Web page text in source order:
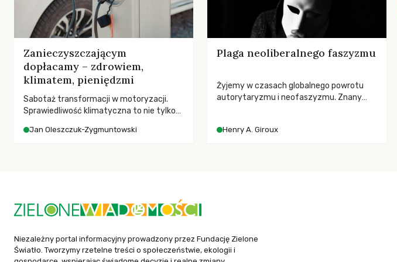
Zanieczyszczającym
dopłacamy – zdrowiem,
klimatem, pieniędzmi
Sabotaż transformacji w motoryzacji.
Sprawiedliwość klimatyczna to nie tylko
ponosi konsekwencje globalnego
Jan Oleszczuk-Zygmuntowski
Plaga neoliberalnego faszyzmu
Żyjemy w czasach globalnego powrotu
autorytaryzmu i neofaszyzmu. Znany
społeczeństwo. Czy współczesne
Henry A. Giroux
Niezależny portal informacyjny prowadzony przez Fundację Zielone
Światło. Tworzymy rzetelne treści o społeczeństwie, ekologii i